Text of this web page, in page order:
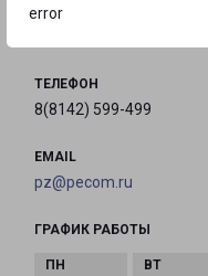
error
ТЕЛЕФОН
8(8142) 599-499
EMAIL
pz@pecom.ru
ГРАФИК РАБОТЫ